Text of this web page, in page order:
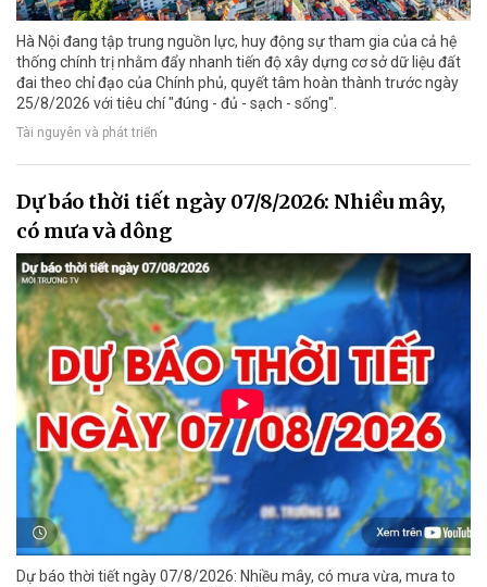
Hà Nội đang tập trung nguồn lực, huy động sự tham gia của cả hệ
thống chính trị nhằm đẩy nhanh tiến độ xây dựng cơ sở dữ liệu đất
đai theo chỉ đạo của Chính phủ, quyết tâm hoàn thành trước ngày
25/8/2026 với tiêu chí "đúng - đủ - sạch - sống".
Tài nguyên và phát triển
Dự báo thời tiết ngày 07/8/2026: Nhiều mây,
có mưa và dông
Dự báo thời tiết ngày 07/8/2026: Nhiều mây, có mưa vừa, mưa to